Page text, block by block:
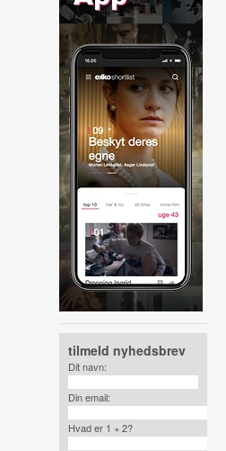
tilmeld nyhedsbrev
Dit navn:
Din email:
Hvad er 1 + 2?